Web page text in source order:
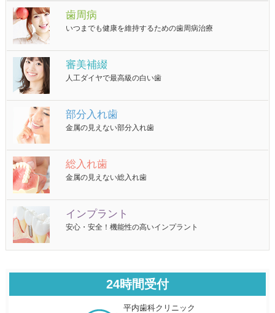
歯周病
いつまでも健康を維持するための歯周病治療
審美補綴
人工ダイヤで最高級の白い歯
部分入れ歯
金属の見えない部分入れ歯
総入れ歯
金属の見えない総入れ歯
インプラント
安心・安全！機能性の高いインプラント
24時間受付
平内歯科クリニック